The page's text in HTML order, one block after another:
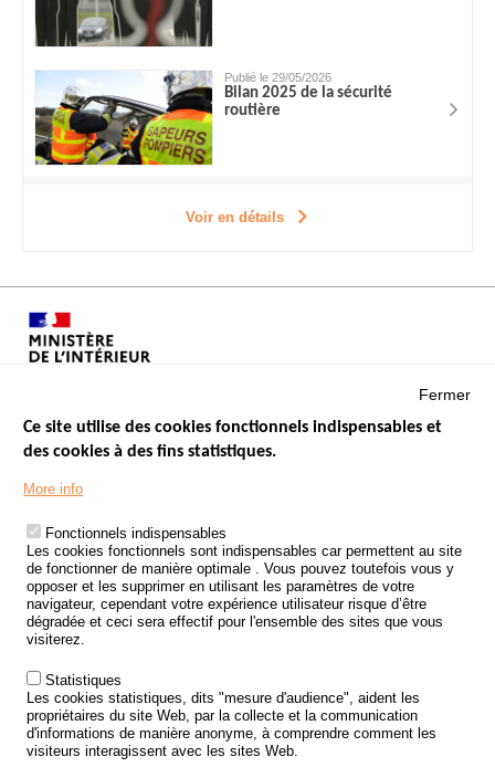
Publié le 29/05/2026
Bilan 2025 de la sécurité
routière
Voir en détails
Menu
Footer
LES SITES PUBLICS
ÉTAT DE L’INSÉCURITÉ ROUTIÈRE
TRAITEMENT DES DONNÉES PERSONNELLES DES ACCIDENTS DE
LA ROUTE
ETUDES ET RECHERCHES
APPEL À PROJETS
POLITIQUE DE SÉCURITÉ ROUTIÈRE
Outils
AGENDA
Fermer
Ce site utilise des cookies fonctionnels indispensables et
des cookies à des fins statistiques.
More info
Fonctionnels indispensables
Les cookies fonctionnels sont indispensables car permettent au site
de fonctionner de manière optimale . Vous pouvez toutefois vous y
opposer et les supprimer en utilisant les paramètres de votre
navigateur, cependant votre expérience utilisateur risque d’être
dégradée et ceci sera effectif pour l'ensemble des sites que vous
visiterez.
Statistiques
Les cookies statistiques, dits "mesure d'audience", aident les
propriétaires du site Web, par la collecte et la communication
d'informations de manière anonyme, à comprendre comment les
visiteurs interagissent avec les sites Web.